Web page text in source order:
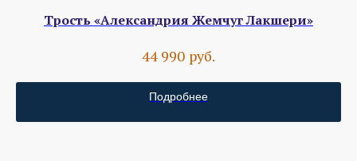
Трость «Александрия Жемчуг Лакшери»
44 990 руб.
Подробнее